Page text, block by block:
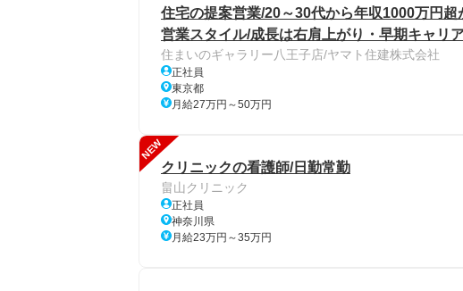
住宅の提案営業/20～30代から年収1000万円
営業スタイル/成長は右肩上がり・早期キャリ
住まいのギャラリー八王子店/ヤマト住建株式会社
正社員
東京都
月給27万円～50万円
NEW
クリニックの看護師/日勤常勤
畠山クリニック
正社員
神奈川県
月給23万円～35万円